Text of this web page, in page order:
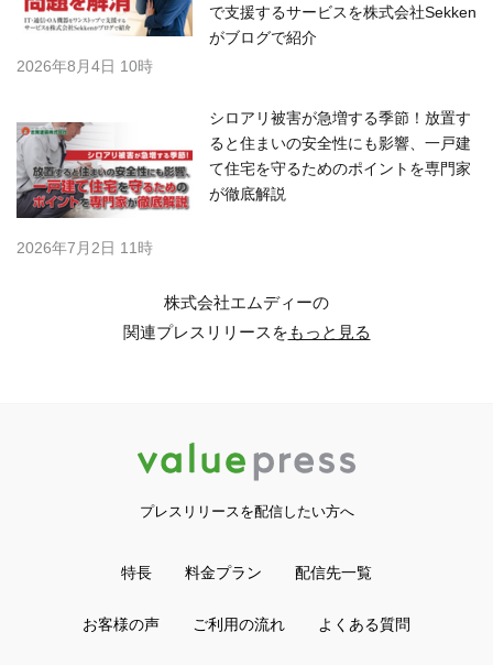
で支援するサービスを株式会社Sekken
がブログで紹介
2026年8月4日 10時
シロアリ被害が急増する季節！放置す
ると住まいの安全性にも影響、一戸建
て住宅を守るためのポイントを専門家
が徹底解説
2026年7月2日 11時
株式会社エムディーの
関連プレスリリースをもっと見る
プレスリリースを配信したい方へ
特長 料金プラン 配信先一覧
お客様の声 ご利用の流れ よくある質問